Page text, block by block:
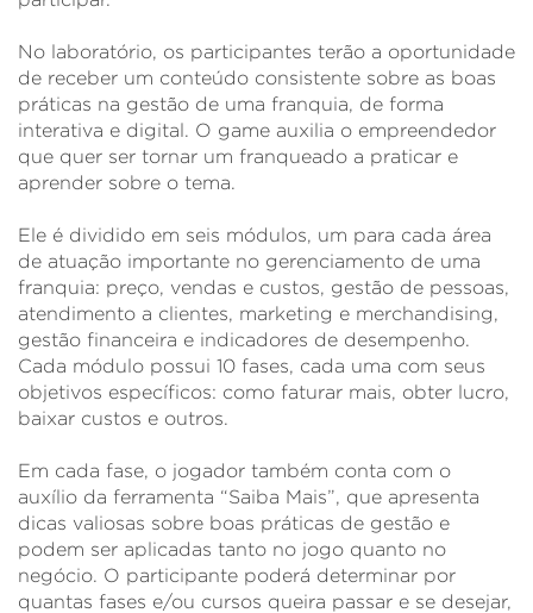
No laboratório, os participantes terão a oportunidade
de receber um conteúdo consistente sobre as boas
práticas na gestão de uma franquia, de forma
interativa e digital. O game auxilia o empreendedor
que quer ser tornar um franqueado a praticar e
aprender sobre o tema.
Ele é dividido em seis módulos, um para cada área
de atuação importante no gerenciamento de uma
franquia: preço, vendas e custos, gestão de pessoas,
atendimento a clientes, marketing e merchandising,
gestão financeira e indicadores de desempenho.
Cada módulo possui 10 fases, cada uma com seus
objetivos específicos: como faturar mais, obter lucro,
baixar custos e outros.
Em cada fase, o jogador também conta com o
auxílio da ferramenta “Saiba Mais”, que apresenta
dicas valiosas sobre boas práticas de gestão e
podem ser aplicadas tanto no jogo quanto no
negócio. O participante poderá determinar por
quantas fases e/ou cursos queira passar e se desejar,